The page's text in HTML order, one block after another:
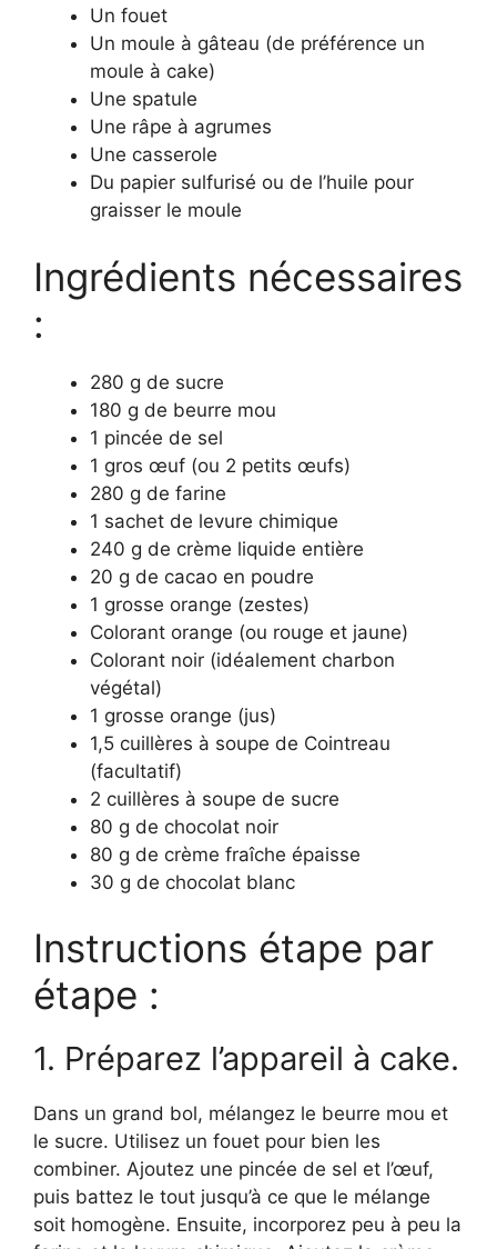
Un fouet
Un moule à gâteau (de préférence un
moule à cake)
Une spatule
Une râpe à agrumes
Une casserole
Du papier sulfurisé ou de l’huile pour
graisser le moule
Ingrédients nécessaires
:
280 g de sucre
180 g de beurre mou
1 pincée de sel
1 gros œuf (ou 2 petits œufs)
280 g de farine
1 sachet de levure chimique
240 g de crème liquide entière
20 g de cacao en poudre
1 grosse orange (zestes)
Colorant orange (ou rouge et jaune)
Colorant noir (idéalement charbon
végétal)
1 grosse orange (jus)
1,5 cuillères à soupe de Cointreau
(facultatif)
2 cuillères à soupe de sucre
80 g de chocolat noir
80 g de crème fraîche épaisse
30 g de chocolat blanc
Instructions étape par
étape :
1. Préparez l’appareil à cake.
Dans un grand bol, mélangez le beurre mou et
le sucre. Utilisez un fouet pour bien les
combiner. Ajoutez une pincée de sel et l’œuf,
puis battez le tout jusqu’à ce que le mélange
soit homogène. Ensuite, incorporez peu à peu la